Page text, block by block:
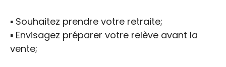
▪️ Souhaitez prendre votre retraite;
▪️ Envisagez préparer votre relève avant la
vente;